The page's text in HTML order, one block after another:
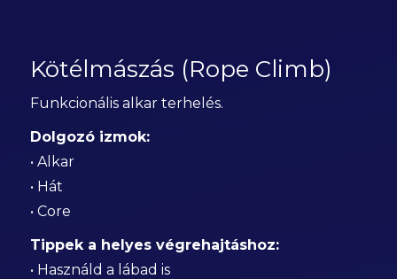
Kötélmászás (Rope Climb)
Funkcionális alkar terhelés.
Dolgozó izmok:
• Alkar
• Hát
• Core
Tippek a helyes végrehajtáshoz:
• Használd a lábad is